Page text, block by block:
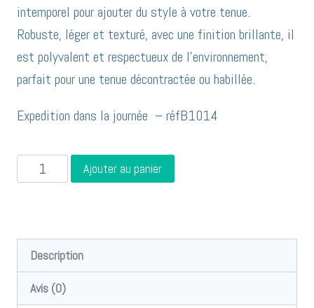
intemporel pour ajouter du style à votre tenue.
Robuste, léger et texturé, avec une finition brillante, il
est polyvalent et respectueux de l’environnement,
parfait pour une tenue décontractée ou habillée.
Expedition dans la journée – réfB1014
quantité
de
martelé
réfB1014
Ajouter au panier
Description
Avis (0)